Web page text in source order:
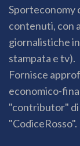
Sporteconomy
contenuti, con
giornalistiche
stampata e tv).
Fornisce
economico-
"contributor" di
"CodiceRosso".